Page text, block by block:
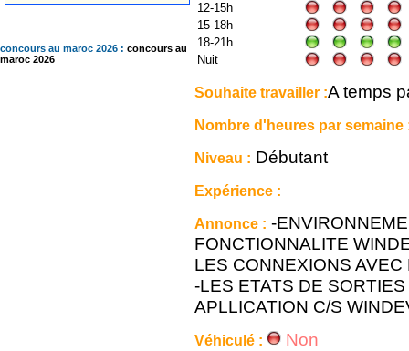
concours au maroc 2026 : concours au
maroc 2026
12-15h
15-18h
18-21h
Nuit
Souhaite travailler :A temps
Nombre d'heures par semaine
Niveau : Débutant
Expérience :
Annonce : -
FONCTIONNALITE
LES CONNEXIONS
-LES ETATS DE
APLLICATION C/S
Véhiculé : Non